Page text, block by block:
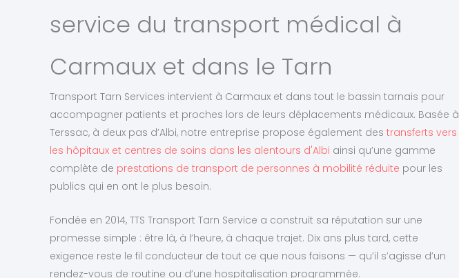
service du transport médical à
Carmaux et dans le Tarn
Transport Tarn Services intervient à Carmaux et dans tout le bassin tarnais pour
accompagner patients et proches lors de leurs déplacements médicaux. Basée à
Terssac, à deux pas d’Albi, notre entreprise propose également des transferts vers
les hôpitaux et centres de soins dans les alentours d'Albi ainsi qu’une gamme
complète de prestations de transport de personnes à mobilité réduite pour les
publics qui en ont le plus besoin.
Fondée en 2014, TTS Transport Tarn Service a construit sa réputation sur une
promesse simple : être là, à l’heure, à chaque trajet. Dix ans plus tard, cette
exigence reste le fil conducteur de tout ce que nous faisons — qu’il s’agisse d’un
rendez-vous de routine ou d’une hospitalisation programmée.